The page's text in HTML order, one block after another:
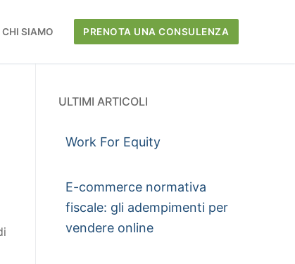
CHI SIAMO PRENOTA UNA CONSULENZA
ULTIMI ARTICOLI
Work For Equity
E-commerce normativa
fiscale: gli adempimenti per
vendere online